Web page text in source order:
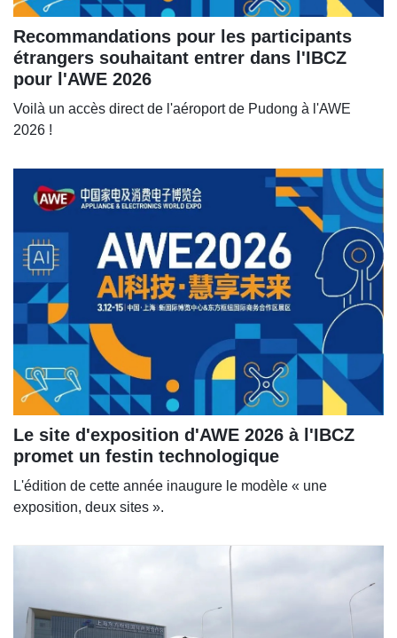
Recommandations pour les participants
étrangers souhaitant entrer dans l'IBCZ
pour l'AWE 2026
Voilà un accès direct de l'aéroport de Pudong à l'AWE
2026 !
Le site d'exposition d'AWE 2026 à l'IBCZ
promet un festin technologique
L'édition de cette année inaugure le modèle « une
exposition, deux sites ».